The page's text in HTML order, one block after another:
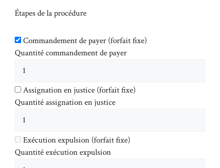
Étapes de la procédure
Commandement de payer (forfait fixe)
Quantité commandement de payer
Assignation en justice (forfait fixe)
Quantité assignation en justice
Exécution expulsion (forfait fixe)
Quantité exécution expulsion